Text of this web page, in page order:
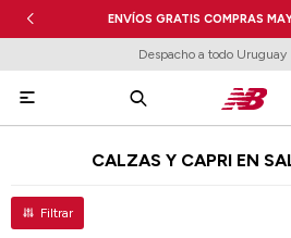
ENVÍOS GRATIS COMPRAS
Despacho a todo Uruguay

CALZAS Y CAPRI EN